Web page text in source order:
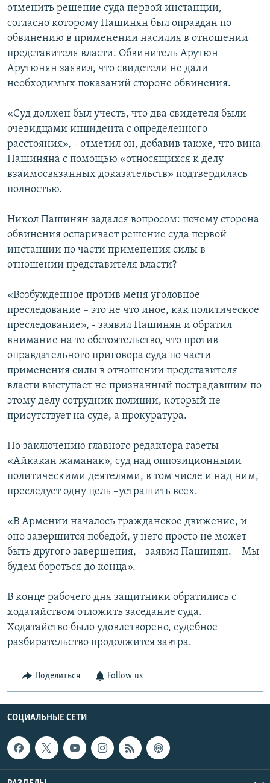
отменить решение суда первой инстанции,
согласно которому Пашинян был оправдан по
обвинению в применении насилия в отношении
представителя власти. Обвинитель Арутюн
Арутюнян заявил, что свидетели не дали
необходимых показаний стороне обвинения.
«Суд должен был учесть, что два свидетеля были
очевидцами инцидента с определенного
расстояния», - отметил он, добавив также, что вина
Пашиняна с помощью «относящихся к делу
взаимосвязанных доказательств» подтвердилась
полностью.
Никол Пашинян задался вопросом: почему сторона
обвинения оспаривает решение суда первой
инстанции по части применения силы в
отношении представителя власти?
«Возбужденное против меня уголовное
преследование – это не что иное, как политическое
преследование», - заявил Пашинян и обратил
внимание на то обстоятельство, что против
оправдательного приговора суда по части
применения силы в отношении представителя
власти выступает не признанный пострадавшим по
этому делу сотрудник полиции, который не
присутствует на суде, а прокуратура.
По заключению главного редактора газеты
«Айкакан жаманак», суд над оппозиционными
политическими деятелями, в том числе и над ним,
преследует одну цель –устрашить всех.
«В Армении началось гражданское движение, и
оно завершится победой, у него просто не может
быть другого завершения, - заявил Пашинян. – Мы
будем бороться до конца».
В конце рабочего дня защитники обратились с
ходатайством отложить заседание суда.
Ходатайство было удовлетворено, судебное
разбирательство продолжится завтра.
Поделиться Follow us
СОЦИАЛЬНЫЕ СЕТИ